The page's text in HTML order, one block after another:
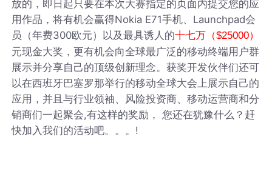
放的，即日起只要在本次大赛指定的页面内提交您的应
用作品，将有机会赢得Nokia E71手机、Launchpad会
员（年费300欧元）以及最具诱人的十七万（$25000）
元现金大奖，更有机会向全球最广泛的移动终端用户群
展示并分享自己的顶级创新理念。获奖开发伙伴们还可
以在西班牙巴塞罗那举行的移动全球大会上展示自己的
应用，并且与行业领袖、风险投资商、移动运营商和分
销商们一起聚会,有这样的奖励， 您还在犹豫什么？赶
快加入我们的活动吧。。。!